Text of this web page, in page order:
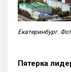
Екатеринбург.
Пятерка